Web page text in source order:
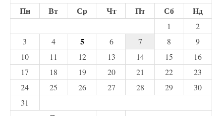
Пн
Вт Ср Чт Пт Сб Нд
1
2
3
4 5 6 7 8
9
10
11 12 13 14 15
16
17
18 19 20 21 22
23
24
25 26 27 28 29
30
31